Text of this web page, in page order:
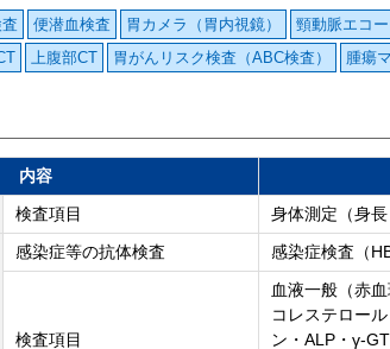
便潜血検査 胃カメラ（胃内視鏡） 頸動脈エコー
上腹部CT 胃がんリスク検査（ABC検査） 腫瘍
内容
検査項目 身体測定（身
感染症等の抗体検査 感染症検査（
検査項目
血液一般（赤
コレステロー
ン・ALP・γ-